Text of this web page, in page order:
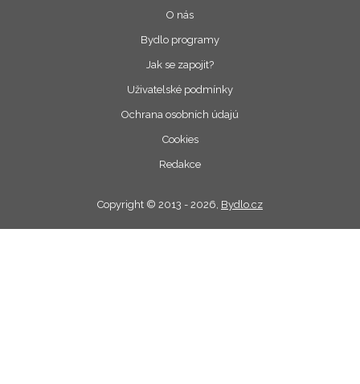
O nás
Bydlo programy
Jak se zapojit?
Uživatelské podmínky
Ochrana osobních údajú
Cookies
Redakce
Copyright © 2013 - 2026, Bydlo.cz